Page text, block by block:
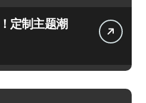
定制主题潮